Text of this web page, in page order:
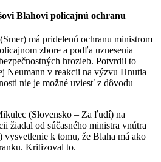
Blahovi policajnú ochranu
má pridelenú ochranu ministrom
zbore a podľa uznesenia
hrozieb. Potvrdil to
Neumann v reakcii na výzvu Hnutia
nie je možné uviesť z dôvodu
(Slovensko – Za ľudí) na
žiadal od súčasného ministra vnútra
vysvetlenie k tomu, že Blaha má ako
Kritizoval to.